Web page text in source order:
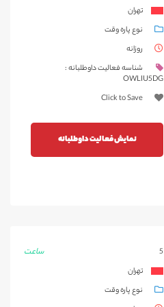
تهران
نوع پاره وقت
روزانه
شناسه فعالیت داوطلبانه :
OWLIU5DG
Click to Save
نمایش فعالیت داوطلبانه
ساعت
5
تهران
نوع پاره وقت